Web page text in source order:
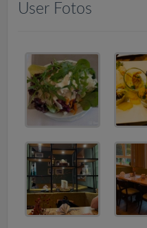
User Fotos
n
a
g